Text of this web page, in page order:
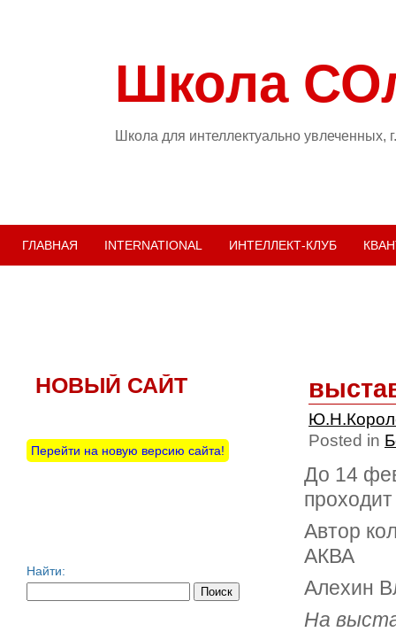
Школа
Школа для интеллектуально увлеченных,
ГЛАВНАЯ INTERNATIONAL ИНТЕЛЛЕКТ-КЛУБ
Posted in
До 14
Автор
АКВА
Алехин
На
НОВЫЙ САЙТ
Перейти на новую версию сайта!
Найти: